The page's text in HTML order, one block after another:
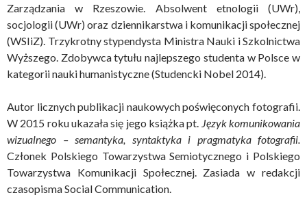
Zarządzania w Rzeszowie. Absolwent etnologii (UWr),
socjologii (UWr) oraz dziennikarstwa i komunikacji społecznej
(WSIiZ). Trzykrotny stypendysta Ministra Nauki i Szkolnictwa
Wyższego. Zdobywca tytułu najlepszego studenta w Polsce w
kategorii nauki humanistyczne (Studencki Nobel 2014).
Autor licznych publikacji naukowych poświęconych fotografii.
W 2015 roku ukazała się jego książka pt. Język komunikowania
wizualnego – semantyka, syntaktyka i pragmatyka fotografii.
Członek Polskiego Towarzystwa Semiotycznego i Polskiego
Towarzystwa Komunikacji Społecznej. Zasiada w redakcji
czasopisma Social Communication.